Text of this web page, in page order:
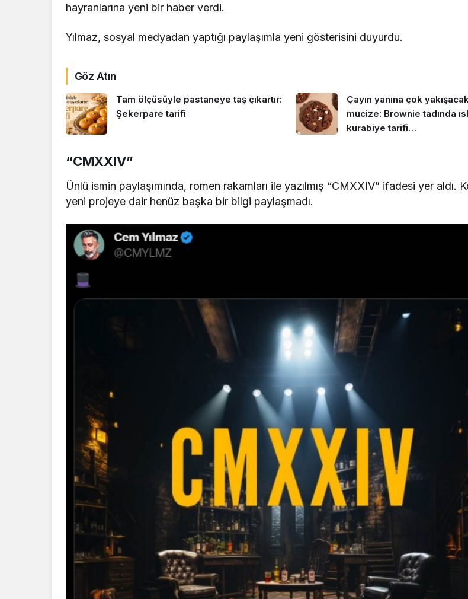
hayranlarına yeni bir haber verdi.
Yılmaz, sosyal medyadan yaptığı paylaşımla yeni gösterisini duyurdu.
Göz Atın
Tam ölçüsüyle pastaneye taş çıkartır:
Şekerpare tarifi
Çayın yanına çok
mucize: Brownie tadında
kurabiye tarifi…
“CMXXIV”
Ünlü ismin paylaşımında, romen rakamları ile yazılmış “CMXXIV” ifadesi yer aldı.
yeni projeye dair henüz başka bir bilgi paylaşmadı.